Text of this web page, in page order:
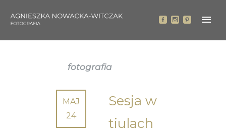
fotografia
MAJ
24
Sesja w
tiulach